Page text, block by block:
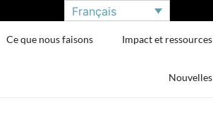
Français
Ce que nous faisons Impact et ressources
Nouvelles